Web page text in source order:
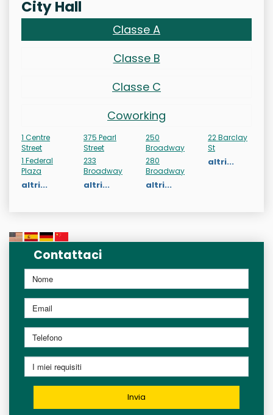
City Hall
Classe A
Classe B
Classe C
Coworking
1 Centre
Street
1 Federal
Plaza
altri...
375 Pearl
Street
233
Broadway
altri...
250
Broadway
280
Broadway
altri...
22 Barclay
St
altri...
Contattaci
Invia